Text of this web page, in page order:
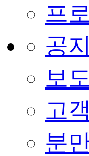
프
공
보
고
분